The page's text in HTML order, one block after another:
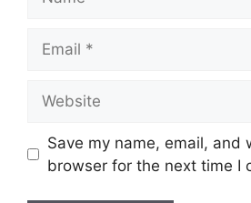
Save my name, email, and
browser for the next time I